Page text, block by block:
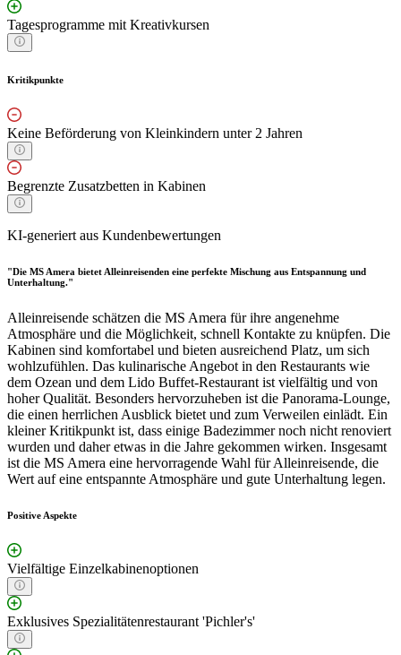
Tagesprogramme mit Kreativkursen
Kritikpunkte
Keine Beförderung von Kleinkindern unter 2 Jahren
Begrenzte Zusatzbetten in Kabinen
KI-generiert aus Kundenbewertungen
"Die MS Amera bietet Alleinreisenden eine perfekte Mischung aus Entspannung und
Unterhaltung."
Alleinreisende schätzen die MS Amera für ihre angenehme
Atmosphäre und die Möglichkeit, schnell Kontakte zu knüpfen. Die
Kabinen sind komfortabel und bieten ausreichend Platz, um sich
wohlzufühlen. Das kulinarische Angebot in den Restaurants wie
dem Ozean und dem Lido Buffet-Restaurant ist vielfältig und von
hoher Qualität. Besonders hervorzuheben ist die Panorama-Lounge,
die einen herrlichen Ausblick bietet und zum Verweilen einlädt. Ein
kleiner Kritikpunkt ist, dass einige Badezimmer noch nicht renoviert
wurden und daher etwas in die Jahre gekommen wirken. Insgesamt
ist die MS Amera eine hervorragende Wahl für Alleinreisende, die
Wert auf eine entspannte Atmosphäre und gute Unterhaltung legen.
Positive Aspekte
Vielfältige Einzelkabinenoptionen
Exklusives Spezialitätenrestaurant 'Pichler's'